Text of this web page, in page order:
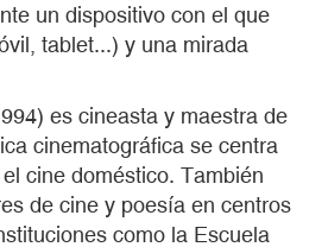
un dispositivo con el que
tablet...) y una mirada
es cineasta y maestra de
cinematográfica se centra
cine doméstico. También
de cine y poesía en centros
como la Escuela